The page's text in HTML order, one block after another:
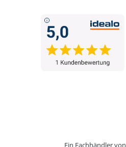
Ein Fachhändler von